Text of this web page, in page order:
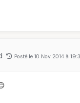
Posté le 10 Nov 2014 à